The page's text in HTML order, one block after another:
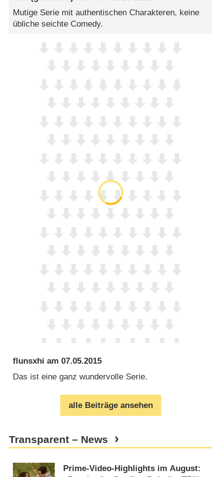
Mutige Serie mit authentischen Charakteren, keine
übliche seichte Comedy.
flunsxhi am07.05.2015
Das ist eine ganz wundervolle Serie.
alle Beiträge ansehen
Transparent – News
Prime-Video-Highlights im August: